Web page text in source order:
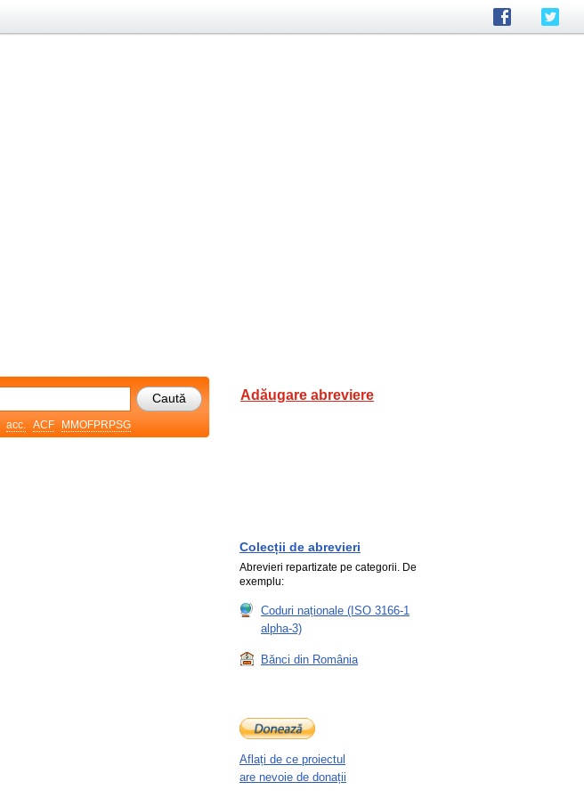
acc. ACF MMOFPRPSG
Adăugare abreviere
Colecții de abrevieri
Abrevieri repartizate pe categorii. De
exemplu:
Coduri naționale (ISO 3166-1
alpha-3)
Bănci din România
Aflați de ce proiectul
are nevoie de donații